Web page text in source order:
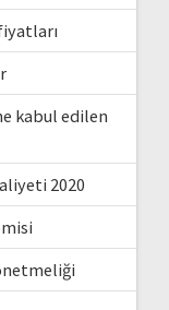
kabul edilen
2020